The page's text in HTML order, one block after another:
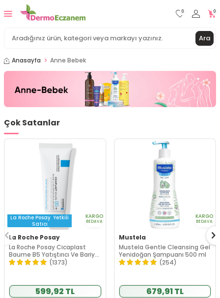
Ara
0 0
Anasayfa Anne Bebek
Çok Satanlar
La Roche Posay Yetkili
Satıcı
KARGO
BEDAVA
La Roche Posay
La Roche Posay Cicaplast
Baume B5 Yatıştırıcı Ve Bariyer
Onarıcı Bakım Kremi 40 ml
(1373)
599,92 TL
KARGO
BEDAVA
Mustela
Mustela Gentle Cleansing Gel
Yenidoğan Şampuanı 500 ml
(254)
679,91 TL